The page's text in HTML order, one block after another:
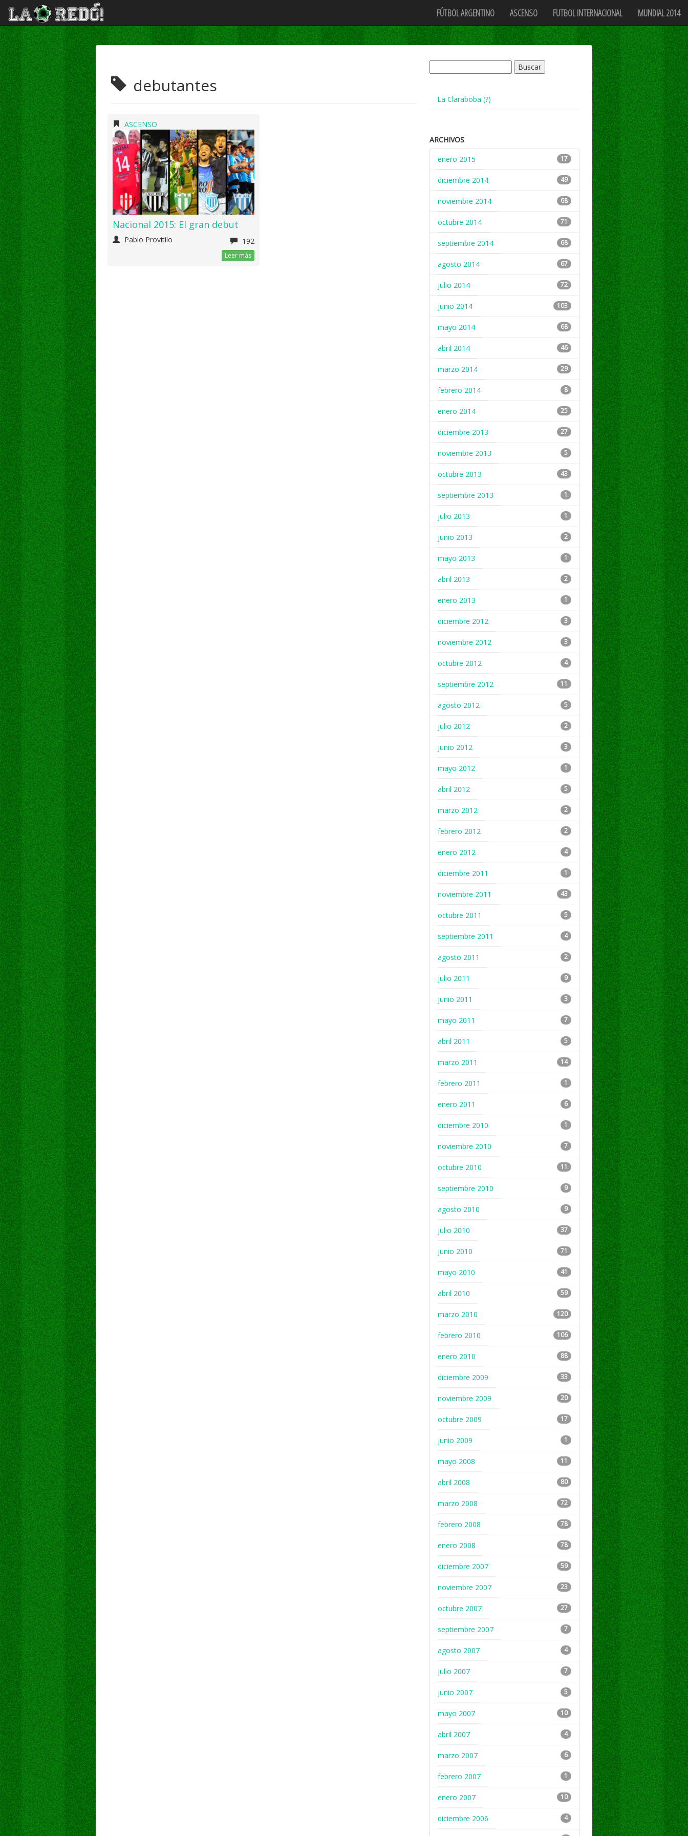
FÚTBOL ARGENTINO ASCENSO FUTBOL INTERNACIONAL MUNDIAL 2014
debutantes
ASCENSO
Nacional 2015: El gran debut
Pablo Provitilo 192
Leer más
La Claraboba (?)
ARCHIVOS
enero 2015
17
diciembre 2014 49
noviembre 2014 68
octubre 2014 71
septiembre 2014 68
agosto 2014 67
julio 2014 72
junio 2014 103
mayo 2014 68
abril 2014 46
marzo 2014 29
febrero 2014 8
enero 2014 25
diciembre 2013 27
noviembre 2013 5
octubre 2013 43
septiembre 2013 1
julio 2013 1
junio 2013 2
mayo 2013 1
abril 2013 2
enero 2013 1
diciembre 2012 3
noviembre 2012 3
octubre 2012 4
septiembre 2012 11
agosto 2012 5
julio 2012 2
junio 2012 3
mayo 2012 1
abril 2012 5
marzo 2012 2
febrero 2012 2
enero 2012 4
diciembre 2011 1
noviembre 2011 43
octubre 2011 5
septiembre 2011 4
agosto 2011 2
julio 2011 9
junio 2011 3
mayo 2011 7
abril 2011 5
marzo 2011 14
febrero 2011 1
enero 2011 6
diciembre 2010 1
noviembre 2010 7
octubre 2010 11
septiembre 2010 9
agosto 2010 9
julio 2010 37
junio 2010 71
mayo 2010 41
abril 2010 59
marzo 2010 120
febrero 2010 106
enero 2010 88
diciembre 2009 33
noviembre 2009 20
octubre 2009 17
junio 2009 1
mayo 2008 11
abril 2008 80
marzo 2008 72
febrero 2008 78
enero 2008 78
diciembre 2007 59
noviembre 2007 23
octubre 2007 27
septiembre 2007 7
agosto 2007 4
julio 2007 7
junio 2007 5
mayo 2007 10
abril 2007 4
marzo 2007 6
febrero 2007 1
enero 2007 10
diciembre 2006 4